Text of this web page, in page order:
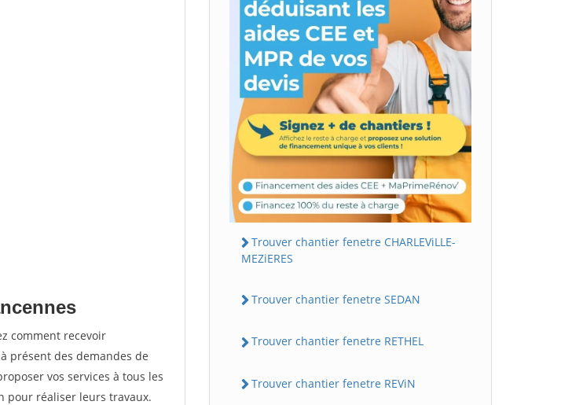
comment recevoir
présent des demandes de
vos services à tous les
pour réaliser leurs travaux.
Trouver chantier fenetre CHARLEViLLE-
MEZiERES
Trouver chantier fenetre SEDAN
Trouver chantier fenetre RETHEL
Trouver chantier fenetre REViN